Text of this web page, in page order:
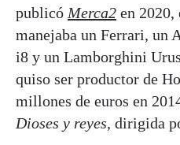
publicó Merca2 en
manejaba un Ferrari, un
i8 y un Lamborghini
quiso ser productor de
millones de euros en
Dioses y reyes, dirigida